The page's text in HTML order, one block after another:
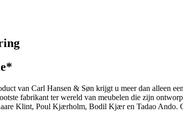
van Carl Hansen & Søn krijgt u meer dan alleen
fabrikant ter wereld van meubelen die zijn
Klint, Poul Kjærholm, Bodil Kjær en Tadao Ando.